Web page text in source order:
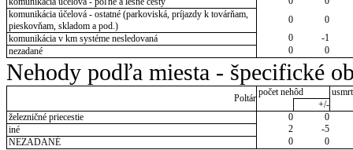
komunikácia účelová - ostatné (parkoviská, príjazdy k továrňam,
pieskovňam, skladom a pod.)
0
0
komunikácia v km systéme nesledovaná
0
-1
nezadané
0 0
Nehody podľa miesta - špecifické
Poltár
počet nehôd
+/-
železničné priecestie
0
0
iné
2
-5
NEZADANÉ
0 0